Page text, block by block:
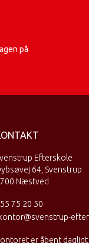
på
Efterskole
64, Svenstrup
Næstved
55 75 20 50
kontor@svenstrup-
er åbent dagligt